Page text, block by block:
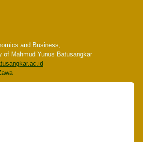
and Business,
of Mahmud Yunus Batusangkar